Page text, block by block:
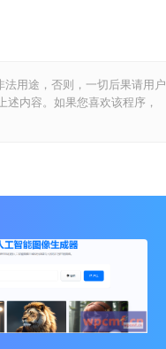
用途，否则，一切后果请用户
内容。如果您喜欢该程序，